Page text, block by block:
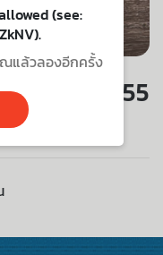
255
(see:
แล้วลองอีกครั้ง